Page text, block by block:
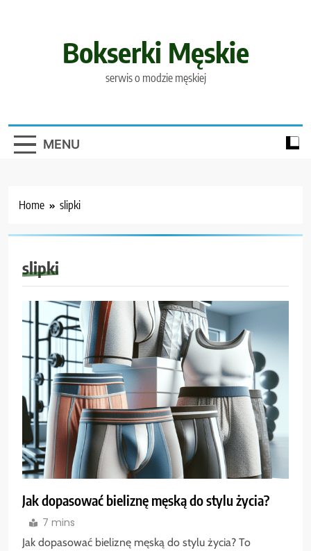
Bokserki Męskie
serwis o modzie męskiej
MENU
Home slipki
slipki
Jak dopasować bieliznę męską do stylu życia?
7 mins
Jak dopasować bieliznę męską do stylu życia? To